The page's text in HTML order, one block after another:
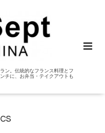
ン。伝統的なフランス料理とフ
チに、お弁当・テイクアウトも